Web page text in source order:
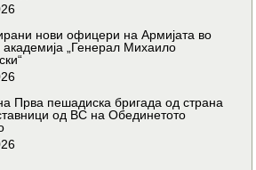
нови офицери на Армијата во
академија „Генерал Михаило
Прва пешадиска бригада од страна
од ВС на Обединетото